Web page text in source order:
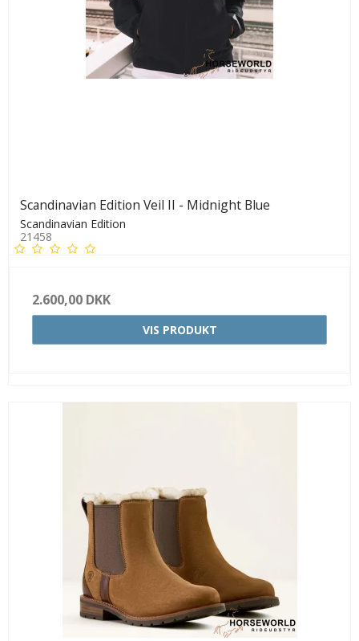
Scandinavian Edition Veil II - Midnight Blue
Scandinavian Edition
21458
2.600,00 DKK
VIS PRODUKT